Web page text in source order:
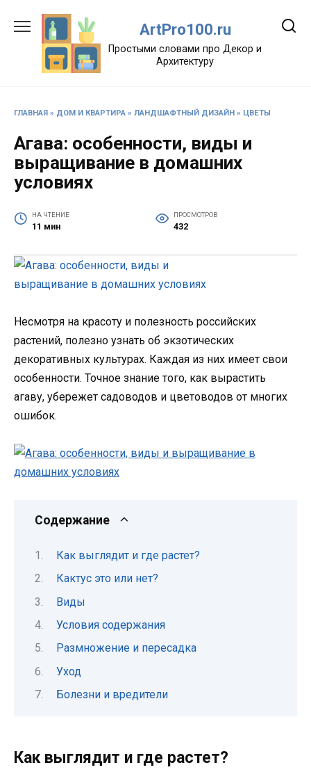
содержанию
ArtPro100.ru
Простыми словами про Декор и
Архитектуру
ГЛАВНАЯ » ДОМ И КВАРТИРА » ЛАНДШАФТНЫЙ ДИЗАЙН » ЦВЕТЫ
Агава: особенности, виды и
выращивание в домашних
условиях
НА ЧТЕНИЕ
11 мин
ПРОСМОТРОВ
432
Несмотря на красоту и полезность российских
растений, полезно узнать об экзотических
декоративных культурах. Каждая из них имеет свои
особенности. Точное знание того, как вырастить
агаву, убережет садоводов и цветоводов от многих
ошибок.
Содержание
Как выглядит и где растет?
Кактус это или нет?
Виды
Условия содержания
Размножение и пересадка
Уход
Болезни и вредители
Как выглядит и где растет?